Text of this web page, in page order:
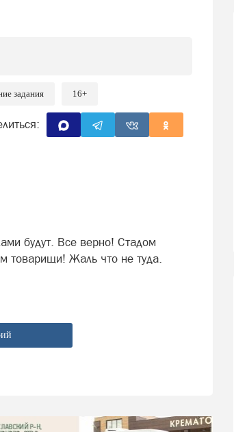
задания 16+
будут. Все верно! Стадом
товарищи! Жаль что не туда.